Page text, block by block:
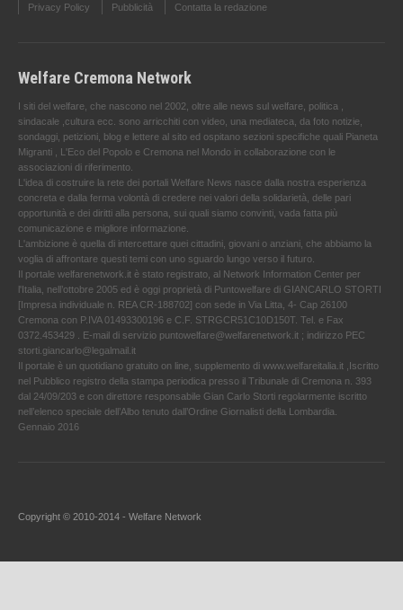
Privacy Policy
Pubblicità Contatta la redazione
Welfare Cremona Network
I siti del welfare, che nascono nel 2002, oltre alle news sul welfare, politica ,
sindacale ,cultura ecc. sono arricchiti con video, una mediateca, da foto notizie,
sondaggi, petizioni, blog e lettere al sito ed ospitano sezioni specifiche quali Pianeta
Migranti , L'Eco del Popolo e Cremona nel Mondo in collaborazione con le
associazioni di riferimento.
L'idea di costruire la rete dei portali Welfare News nasce dalla nostra esperienza
concreta e dalla ferma volontà di credere nei valori della solidarietà, delle pari
opportunità e dei diritti alla persona, sui quali siamo convinti, vada fatta più
comunicazione e migliore informazione.
L'ambizione è quella di intercettare quei cittadini, giovani o anziani, che abbiamo la
voglia di affrontare questi temi con uno sguardo lungo verso il futuro.
Il portale welfarenetwork.it è stato registrato, al Network Information Center per
l'Italia, nell’ottobre 2005 ed è oggi proprietà di Puntowelfare di GIANCARLO STORTI
[Impresa individuale n. REA CR-188702] con sede in Via Litta, 4- Cap 26100
Cremona con P.IVA 01493300196 e C.F. STRGCR51C10D150T. Tel. e Fax
0372.453429 . E-mail di servizio puntowelfare@welfarenetwork.it ; indirizzo PEC
storti.giancarlo@legalmail.it
Il portale è un quotidiano gratuito on line, supplemento di www.welfareitalia.it ,Iscritto
nel Pubblico registro della stampa periodica presso il Tribunale di Cremona n. 393
dal 24/09/203 e con direttore responsabile Gian Carlo Storti regolarmente iscritto
nell’elenco speciale dell’Albo tenuto dall’Ordine Giornalisti della Lombardia.
Gennaio 2016
Copyright © 2010-2014 - Welfare Network